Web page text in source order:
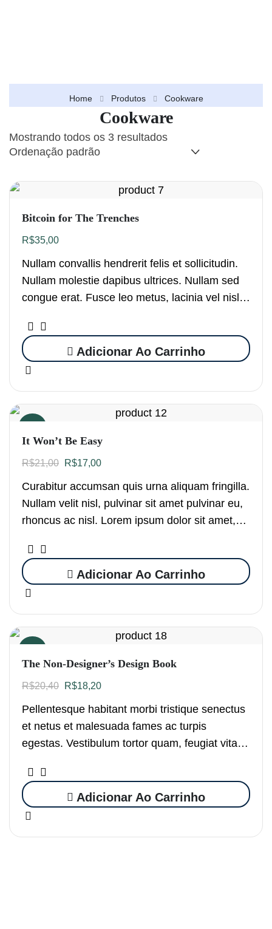
Home Produtos Cookware
Cookware
Mostrando todos os 3 resultados
Bitcoin for The Trenches
R$35,00
Nullam convallis hendrerit felis et sollicitudin.
Nullam molestie dapibus ultrices. Nullam sed
congue erat. Fusce leo metus, lacinia vel nisl
lectus, molestie mattis…
Adicionar Ao Carrinho
It Won’t Be Easy
R$21,00 R$17,00
Curabitur accumsan quis urna aliquam fringilla.
Nullam velit nisl, pulvinar sit amet pulvinar eu,
rhoncus ac nisl. Lorem ipsum dolor sit amet,
consectetur nisi….
Adicionar Ao Carrinho
The Non-Designer’s Design Book
R$20,40 R$18,20
Pellentesque habitant morbi tristique senectus
et netus et malesuada fames ac turpis
egestas. Vestibulum tortor quam, feugiat vitae,
libero sit amet…
Adicionar Ao Carrinho